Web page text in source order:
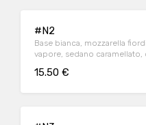
#N2
Base bianca, mozzarella
vapore, sedano
15.50 €